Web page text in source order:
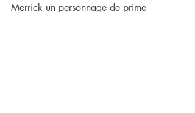
Merrick un personnage de prime